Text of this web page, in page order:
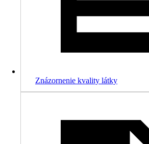
Znázornenie kvality látky